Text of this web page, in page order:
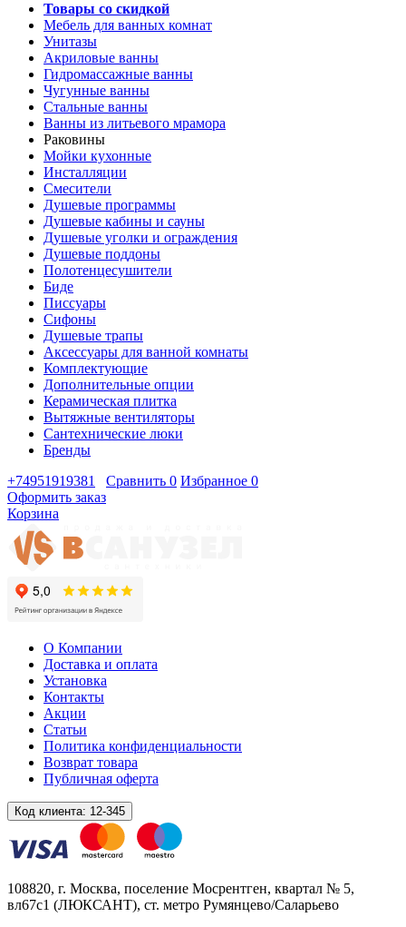
Товары со скидкой
Мебель для ванных комнат
Унитазы
Акриловые ванны
Гидромассажные ванны
Чугунные ванны
Стальные ванны
Ванны из литьевого мрамора
Раковины
Мойки кухонные
Инсталляции
Смесители
Душевые программы
Душевые кабины и сауны
Душевые уголки и ограждения
Душевые поддоны
Полотенцесушители
Биде
Писсуары
Сифоны
Душевые трапы
Аксессуары для ванной комнаты
Комплектующие
Дополнительные опции
Керамическая плитка
Вытяжные вентиляторы
Сантехнические люки
Бренды
+74951919381
Сравнить 0 Избранное 0
Оформить заказ
Корзина
О Компании
Доставка и оплата
Установка
Контакты
Акции
Статьи
Политика конфиденциальности
Возврат товара
Публичная оферта
Код клиента: 12-345
108820, г. Москва, поселение Мосрентген, квартал № 5,
вл67с1 (ЛЮКСАНТ), ст. метро Румянцево/Саларьево